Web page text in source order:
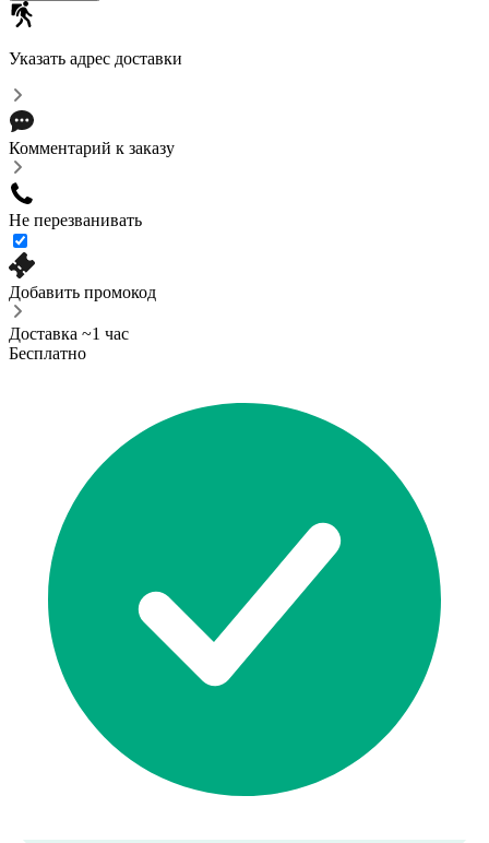
Указать адрес доставки
Комментарий к заказу
Не перезванивать
Добавить промокод
Доставка ~1 час
Бесплатно